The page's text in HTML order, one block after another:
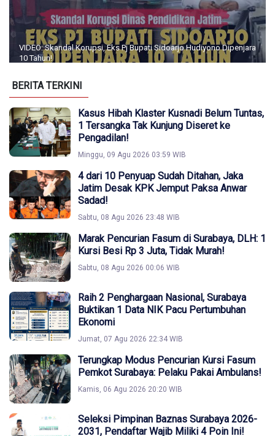
VIDEO: Skandal Korupsi, Eks Pj Bupati Sidoarjo Hudiyono Dipenjara
10 Tahun!
BERITA TERKINI
Kasus Hibah Klaster Kusnadi Belum Tuntas,
1 Tersangka Tak Kunjung Diseret ke
Pengadilan!
Minggu, 09 Agu 2026 03:59 WIB
4 dari 10 Penyuap Sudah Ditahan, Jaka
Jatim Desak KPK Jemput Paksa Anwar
Sadad!
Sabtu, 08 Agu 2026 23:48 WIB
Marak Pencurian Fasum di Surabaya, DLH: 1
Kursi Besi Rp 3 Juta, Tidak Murah!
Sabtu, 08 Agu 2026 00:06 WIB
Raih 2 Penghargaan Nasional, Surabaya
Buktikan 1 Data NIK Pacu Pertumbuhan
Ekonomi
Jumat, 07 Agu 2026 22:34 WIB
Terungkap Modus Pencurian Kursi Fasum
Pemkot Surabaya: Pelaku Pakai Ambulans!
Kamis, 06 Agu 2026 20:20 WIB
Seleksi Pimpinan Baznas Surabaya 2026-
2031, Pendaftar Wajib Miliki 4 Poin Ini!